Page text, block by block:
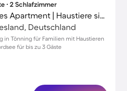
∙ 2 Schlafzimmer
Familienfreundliches Apartment | Haustiere sind willkommen
Deutschland
in Tönning für Familien mit Haustieren
für bis zu 3 Gäste